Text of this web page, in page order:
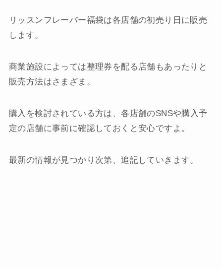
リッスンフレーバー福袋は各店舗の初売り日に販売
します。
商業施設によっては整理券を配る店舗もあったりと
販売方法はさまざま。
購入を検討されている方は、各店舗のSNSや購入予
定の店舗に事前に確認しておくと安心ですよ。
最新の情報が見つかり次第、追記していきます。